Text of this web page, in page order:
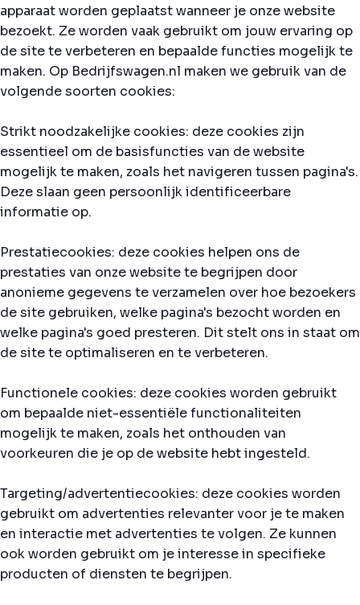
apparaat worden geplaatst wanneer je onze website
bezoekt. Ze worden vaak gebruikt om jouw ervaring op
de site te verbeteren en bepaalde functies mogelijk te
maken. Op Bedrijfswagen.nl maken we gebruik van de
volgende soorten cookies:
Strikt noodzakelijke cookies: deze cookies zijn
essentieel om de basisfuncties van de website
mogelijk te maken, zoals het navigeren tussen pagina's.
Deze slaan geen persoonlijk identificeerbare
informatie op.
Prestatiecookies: deze cookies helpen ons de
prestaties van onze website te begrijpen door
anonieme gegevens te verzamelen over hoe bezoekers
de site gebruiken, welke pagina's bezocht worden en
welke pagina's goed presteren. Dit stelt ons in staat om
de site te optimaliseren en te verbeteren.
Functionele cookies: deze cookies worden gebruikt
om bepaalde niet-essentiële functionaliteiten
mogelijk te maken, zoals het onthouden van
voorkeuren die je op de website hebt ingesteld.
Targeting/advertentiecookies: deze cookies worden
gebruikt om advertenties relevanter voor je te maken
en interactie met advertenties te volgen. Ze kunnen
ook worden gebruikt om je interesse in specifieke
producten of diensten te begrijpen.